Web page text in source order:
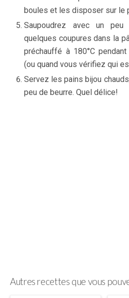
boules et les disposer sur le
Saupoudrez avec un
quelques coupures dans la
préchauffé à 180°C
(ou quand vous vérifiez qui
Servez les pains bijou
peu de beurre. Quel délice!
Autres recettes que vous